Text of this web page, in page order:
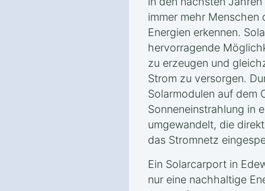
immer mehr Menschen
Energien erkennen.
hervorragende
zu erzeugen und
Strom zu versorgen.
Solarmodulen auf dem
Sonneneinstrahlung in
umgewandelt, die
das Stromnetz
Ein Solarcarport in
nur eine nachhaltige